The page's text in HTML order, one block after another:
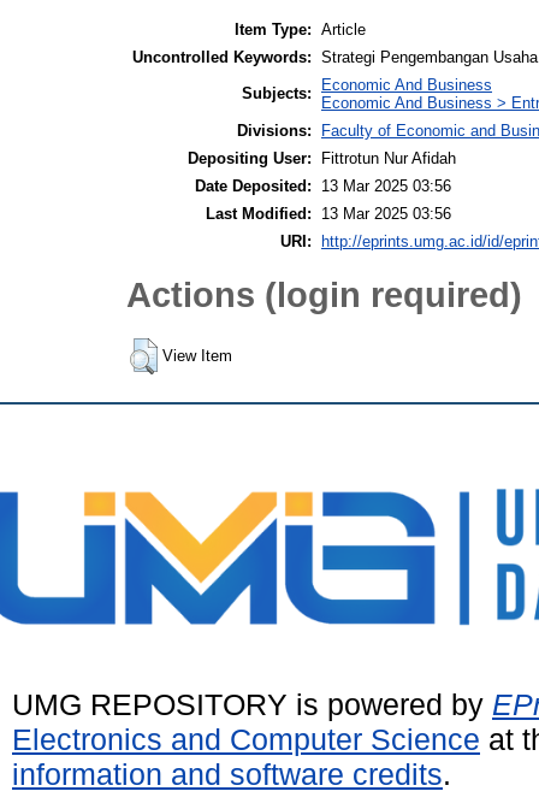
Item Type: Article
Uncontrolled Keywords: Strategi Pengembangan
Subjects:
Economic And Business
Economic And Business >
Divisions:
Faculty of Economic and
Depositing User:
Fittrotun Nur Afidah
Date Deposited:
13 Mar 2025 03:56
Last Modified:
13 Mar 2025 03:56
URI:
http://eprints.umg.ac.id/id/
Actions (login required)
View Item
UMG REPOSITORY is powered by
Electronics and Computer Science at
information and software credits.